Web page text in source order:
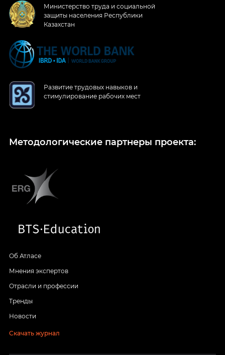
Министерство труда и социальной
защиты населения Республики
Казахстан
Развитие трудовых навыков и
стимулирование рабочих мест
Методологические партнеры проекта:
Об Атласе
Мнения экспертов
Отрасли и профессии
Тренды
Новости
Скачать журнал